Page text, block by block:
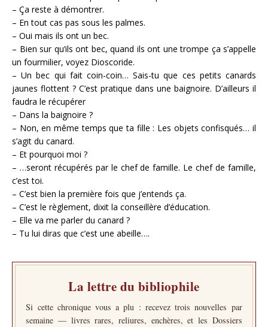
– Ça reste à démontrer.
– En tout cas pas sous les palmes.
– Oui mais ils ont un bec.
– Bien sur qu’ils ont bec, quand ils ont une trompe ça s’appelle
un fourmilier, voyez Dioscoride.
– Un bec qui fait coin-coin… Sais-tu que ces petits canards
jaunes flottent ? C’est pratique dans une baignoire. D’ailleurs il
faudra le récupérer
– Dans la baignoire ?
– Non, en même temps que ta fille : Les objets confisqués… il
s’agit du canard.
– Et pourquoi moi ?
– …seront récupérés par le chef de famille. Le chef de famille,
c’est toi.
– C’est bien la première fois que j’entends ça.
– C’est le règlement, dixit la conseillère d’éducation.
– Elle va me parler du canard ?
– Tu lui diras que c’est une abeille….
La lettre du bibliophile
Si cette chronique vous a plu : recevez trois nouvelles par
semaine — livres rares, reliures, enchères, et les Dossiers